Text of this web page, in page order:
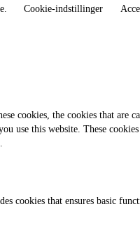
Cookie-indstillinger
cookies, the cookies that are
use this website. These
that ensures basic